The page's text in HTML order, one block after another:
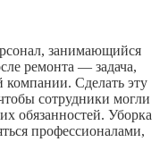
занимающийся
ремонта — задача,
компании. Сделать эту
сотрудники могли
обязанностей. Уборка
профессионалами,